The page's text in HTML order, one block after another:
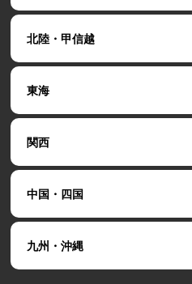
北陸・甲信越
東海
関西
中国・四国
九州・沖縄